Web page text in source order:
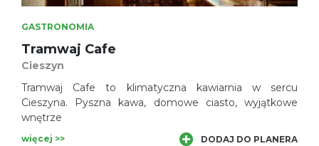
GASTRONOMIA
Tramwaj Cafe
Cieszyn
Tramwaj Cafe to klimatyczna kawiarnia w sercu
Cieszyna. Pyszna kawa, domowe ciasto, wyjątkowe
wnętrze
więcej >> DODAJ DO PLANERA